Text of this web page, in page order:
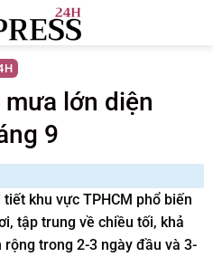
lớn diện
9
khu vực TPHCM phổ biến
tập trung về chiều tối, khả
trong 2-3 ngày đầu và 3-